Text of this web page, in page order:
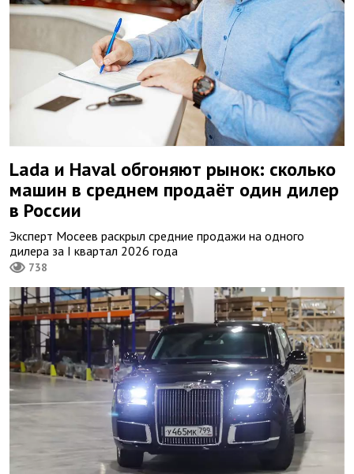
Lada и Haval обгоняют рынок: сколько
машин в среднем продаёт один дилер
в России
Эксперт Мосеев раскрыл средние продажи на одного
дилера за I квартал 2026 года
738